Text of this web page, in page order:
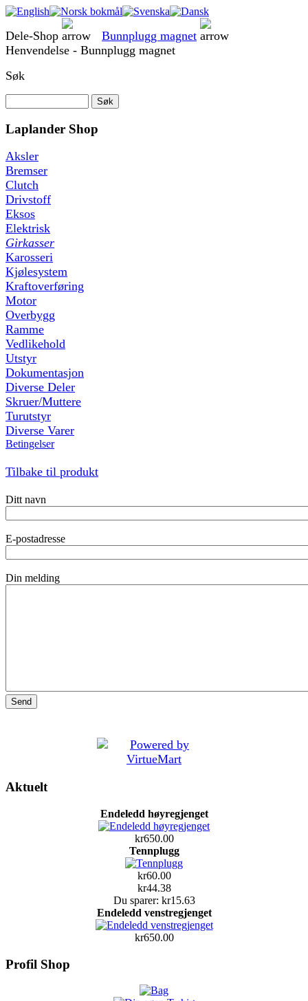
Dele-Shop
Bunnplugg magnet
Henvendelse - Bunnplugg magnet
Søk
Laplander Shop
Aksler
Bremser
Clutch
Drivstoff
Eksos
Elektrisk
Girkasser
Karosseri
Kjølesystem
Kraftoverføring
Motor
Overbygg
Ramme
Vedlikehold
Utstyr
Dokumentasjon
Diverse Deler
Skruer/Muttere
Turutstyr
Diverse Varer
Betingelser
Tilbake til produkt
Ditt navn
E-postadresse
Din melding
Aktuelt
Endeledd høyregjenget
kr650.00
Tennplugg
kr60.00
kr44.38
Du sparer: kr15.63
Endeledd venstregjenget
kr650.00
Profil Shop